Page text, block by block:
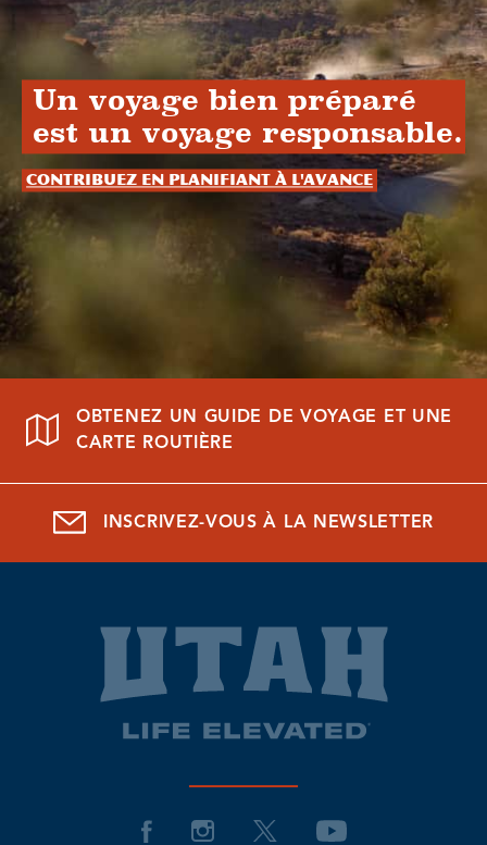
Un voyage bien préparé
est un voyage responsable.
Contribuez en planifiant à l'avance
OBTENEZ UN GUIDE DE VOYAGE ET UNE
CARTE ROUTIÈRE
INSCRIVEZ-VOUS À LA NEWSLETTER